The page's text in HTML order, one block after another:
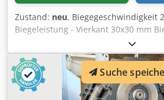
Zustand: neu, Biegegeschwindigkeit
Biegeleistung - Vierkant 30x30 mm
Flacheisen 80x15 mm Dwsdpfjy H N
Biegeleistung - Flacheisen hochkant
Rohrdurchmesser 1" oder 60x2 mm
oben 35 mm Wellendurchmesser -
Gesamtleistungsbedarf 0,75 kw
Suche